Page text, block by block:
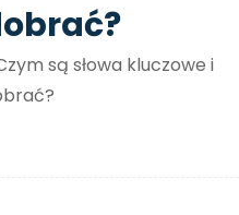
są słowa kluczowe i